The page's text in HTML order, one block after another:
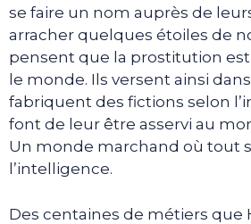
se faire un nom auprès de
arracher quelques étoiles de
pensent que la prostitution
le monde. Ils versent ainsi
fabriquent des fictions selon
font de leur être asservi au
Un monde marchand où tout
l’intelligence.
Des centaines de métiers que